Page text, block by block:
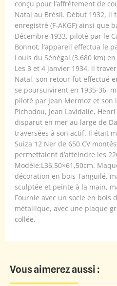
conçu pour l’affrètement de
Natal au Brésil. Début 1932, il
enregistré (F-AKGF) ainsi que
Décembre 1933, piloté par le
Bonnot, l’appareil effectua le
Louis du Sénégal (3.680 km)
Les 3 et 4 janvier 1934, il
Natal, son retour fut effectué
se poursuivirent en 1935-36,
piloté par Jean Mermoz et son
Pichodou, Jean Lavidalie,
disparut en mer au large de
traversées à son actif. Il était
Suiza 12 Ner de 650 CV
permettaient d’atteindre les
Modèle:L36,50×61,50cm.
décoration en bois Tanguilé,
sculptée et peinte à la main,
Fournie avec un socle en bois
métallique, avec une plaque
collée.
Vous aimerez aussi :